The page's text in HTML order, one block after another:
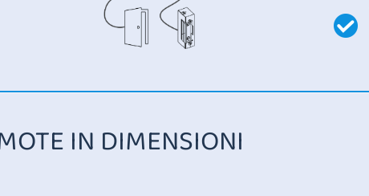
IN DIMENSIONI